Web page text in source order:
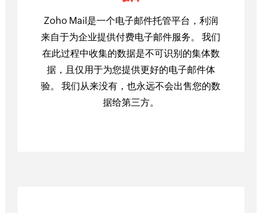
Zoho Mail是一个电子邮件托管平台，利润
来自于为企业提供付费电子邮件服务。 我们
在此过程中收集的数据是不可识别的集体数
据，且仅用于为您提供更好的电子邮件体
验。 我们从来没有，也永远不会出售您的数
据给第三方。